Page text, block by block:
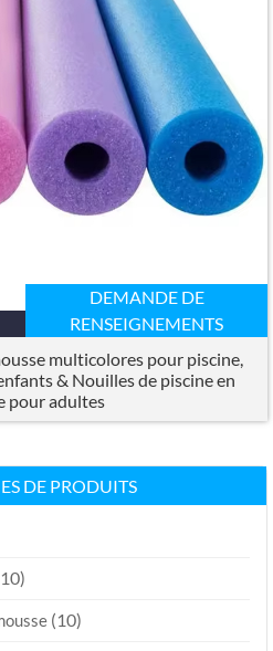
DEMANDE DE
RENSEIGNEMENTS
multicolores pour piscine,
& Nouilles de piscine en
pour adultes
DE PRODUITS
(10)